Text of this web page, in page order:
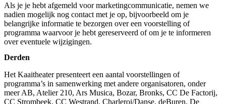
Als je je hebt afgemeld voor marketingcommunicatie, nemen we
nadien mogelijk nog contact met je op, bijvoorbeeld om je
belangrijke informatie te bezorgen over een voorstelling of
programma waarvoor je hebt gereserveerd of om je te informeren
over eventuele wijzigingen.
Derden
Het Kaaitheater presenteert een aantal voorstellingen of
programma’s in samenwerking met andere organisatoren, onder
meer AB, Atelier 210, Ars Musica, Bozar, Bronks, CC De Factorij,
CC Strombeek, CC Westrand, Charleroi/Danse, deBuren, De